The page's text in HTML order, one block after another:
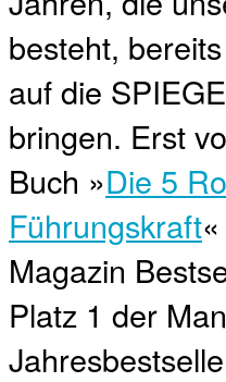
besteht,
auf die
bringen. Erst
Buch »Die 5
Führungskraft
Magazin
Platz 1 der